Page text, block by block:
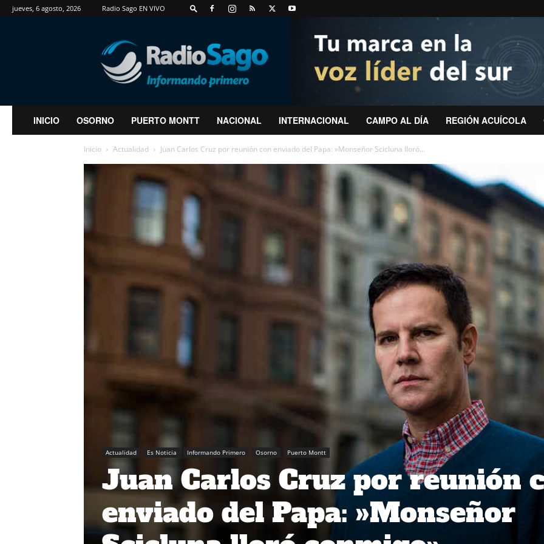
jueves, 6 agosto, 2026 Radio Sago EN VIVO
RadioSago
INICIO OSORNO PUERTO MONTT NACIONAL INTERNACIONAL CAMPO AL DÍA REGIÓN ACUÍCOLA
Inicio Actualidad Juan Carlos Cruz por reunión con enviado del Papa: »Monseñor Scicluna lloró...
Actualidad Es Noticia Informando Primero Osorno Puerto Montt
Juan Carlos Cruz por reunión
enviado del Papa: »Monseñor